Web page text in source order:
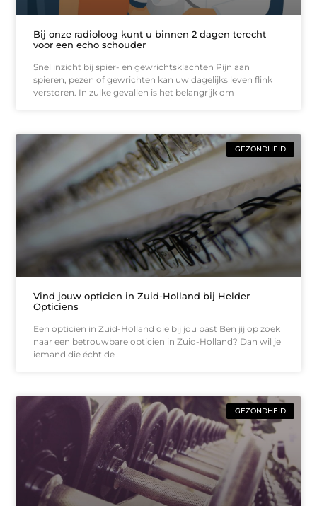
Bij onze radioloog kunt u binnen 2 dagen terecht
voor een echo schouder
Snel inzicht bij spier- en gewrichtsklachten Pijn aan
spieren, pezen of gewrichten kan uw dagelijks leven flink
verstoren. In zulke gevallen is het belangrijk om
GEZONDHEID
Vind jouw opticien in Zuid-Holland bij Helder
Opticiens
Een opticien in Zuid-Holland die bij jou past Ben jij op zoek
naar een betrouwbare opticien in Zuid-Holland? Dan wil je
iemand die écht de
GEZONDHEID